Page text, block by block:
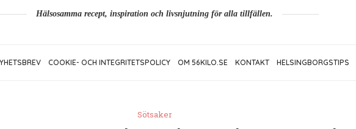
Hälsosamma recept, inspiration och livsnjutning för alla tillfällen.
COOKIE- OCH INTEGRITETSPOLICY OM 56KILO.SE KONTAKT HELSINGBORGSTIPS
Sötsaker